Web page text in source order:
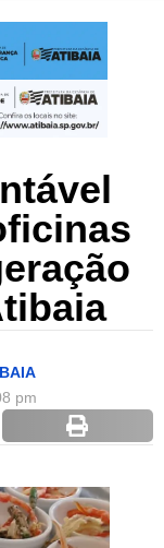
pm